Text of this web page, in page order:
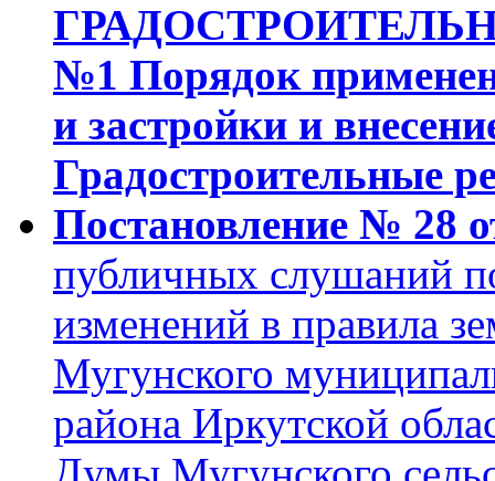
№1 Порядок
и застройки и
Градостроительные
Постановление № 28
публичных слушаний
изменений в правила
Мугунского
района Иркутской